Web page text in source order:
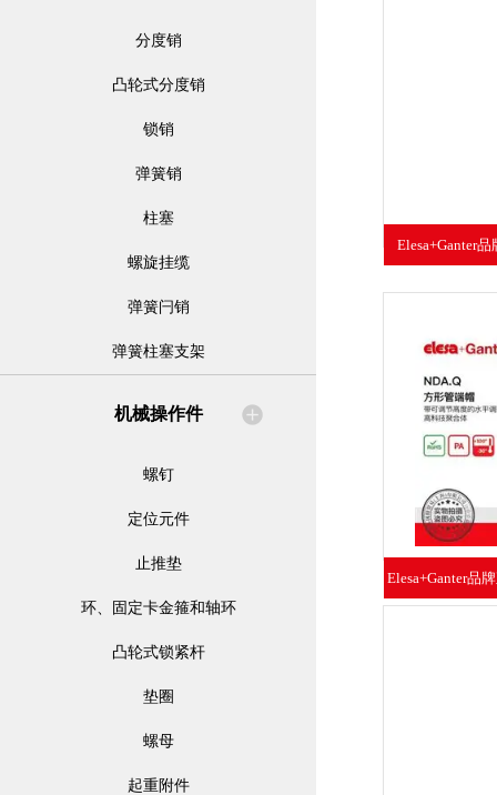
分度销
凸轮式分度销
锁销
弹簧销
柱塞
螺旋挂缆
弹簧闩销
弹簧柱塞支架
机械操作件
螺钉
定位元件
止推垫
环、固定卡金箍和轴环
凸轮式锁紧杆
垫圈
螺母
起重附件
Elesa+Ganter
Elesa+Ganter品